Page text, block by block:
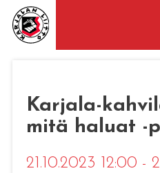
Karjala-
mitä haluat -
21.10.2023 12:00 -